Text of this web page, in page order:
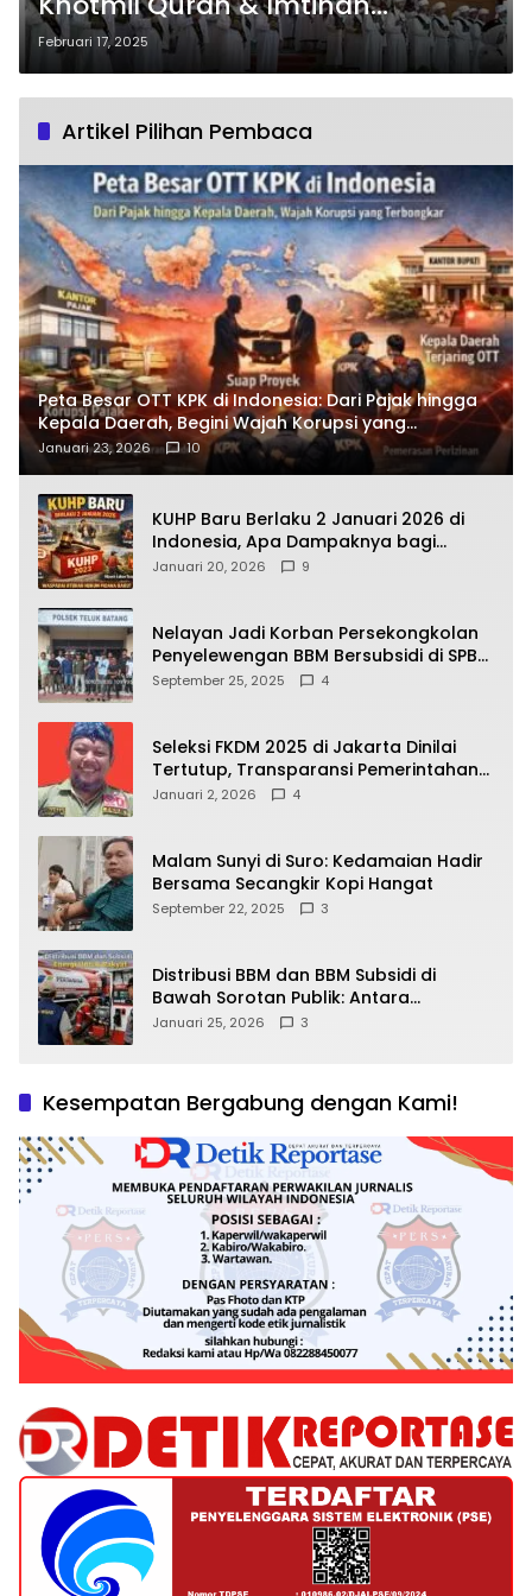
Angkatan Ke-3: Cetak Generasi
Qur’ani Berkarakter
Februari 17, 2025
Artikel Pilihan Pembaca
Peta Besar OTT KPK di Indonesia: Dari Pajak hingga
Kepala Daerah, Begini Wajah Korupsi yang
Terbongkar
Januari 23, 2026 10
KUHP Baru Berlaku 2 Januari 2026 di
Indonesia, Apa Dampaknya bagi
Kehidupan Warga? Ini Aturan Kunci
Januari 20, 2026 9
Nelayan Jadi Korban Persekongkolan
Penyelewengan BBM Bersubsidi di SPBU
64.78809 Teluk Batang
September 25, 2025 4
Seleksi FKDM 2025 di Jakarta Dinilai
Tertutup, Transparansi Pemerintahan
Pramono–Rano Dipertanyakan
Januari 2, 2026 4
Malam Sunyi di Suro: Kedamaian Hadir
Bersama Secangkir Kopi Hangat
September 22, 2025 3
Distribusi BBM dan BBM Subsidi di
Bawah Sorotan Publik: Antara
Kepentingan Negara, Hak Konsumen,
Januari 25, 2026 3
Kesempatan Bergabung dengan Kami!